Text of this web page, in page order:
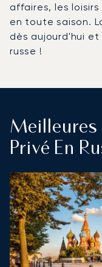
affaires, les
en toute saison.
dès aujourd'hui
russe !
Meilleures
Privé En